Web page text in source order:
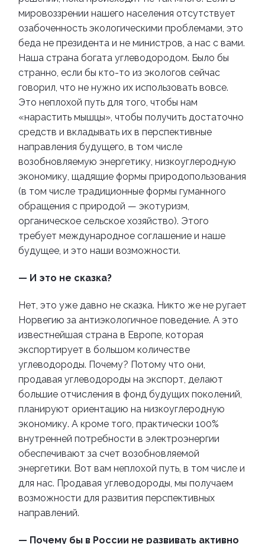
мировоззрении нашего населения отсутствует
озабоченность экологическими проблемами, это
беда не президента и не министров, а нас с вами.
Наша страна богата углеводородом. Было бы
странно, если бы кто-то из экологов сейчас
говорил, что не нужно их использовать вовсе.
Это неплохой путь для того, чтобы нам
«нарастить мышцы», чтобы получить достаточно
средств и вкладывать их в перспективные
направления будущего, в том числе
возобновляемую энергетику, низкоуглеродную
экономику, щадящие формы природопользования
(в том числе традиционные формы гуманного
обращения с природой — экотуризм,
органическое сельское хозяйство). Этого
требует международное соглашение и наше
будущее, и это наши возможности.
— И это не сказка?
Нет, это уже давно не сказка. Никто же не ругает
Норвегию за антиэкологичное поведение. А это
известнейшая страна в Европе, которая
экспортирует в большом количестве
углеводороды. Почему? Потому что они,
продавая углеводороды на экспорт, делают
большие отчисления в фонд будущих поколений,
планируют ориентацию на низкоуглеродную
экономику. А кроме того, практически 100%
внутренней потребности в электроэнергии
обеспечивают за счет возобновляемой
энергетики. Вот вам неплохой путь, в том числе и
для нас. Продавая углеводороды, мы получаем
возможности для развития перспективных
направлений.
— Почему бы в России не развивать активно